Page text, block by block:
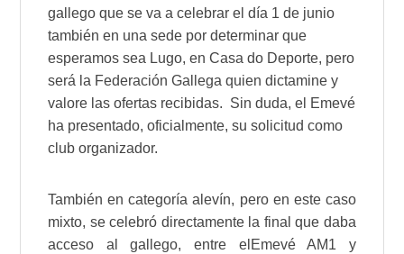
gallego que se va a celebrar el día 1 de junio
también en una sede por determinar que
esperamos sea Lugo, en Casa do Deporte, pero
será la Federación Gallega quien dictamine y
valore las ofertas recibidas. Sin duda, el Emevé
ha presentado, oficialmente, su solicitud como
club organizador.
También en categoría alevín, pero en este caso
mixto, se celebró directamente la final que daba
acceso al gallego, entre elEmevé AM1 y